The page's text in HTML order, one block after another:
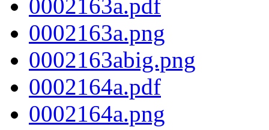
0002163a.pdf
0002163a.png
0002163abig.png
0002164a.pdf
0002164a.png